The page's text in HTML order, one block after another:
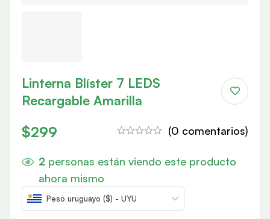
Linterna Blíster 7 LEDS
Recargable Amarilla
$299 (0 comentarios)
2 personas están viendo este producto
ahora mismo
Peso uruguayo ($) - UYU